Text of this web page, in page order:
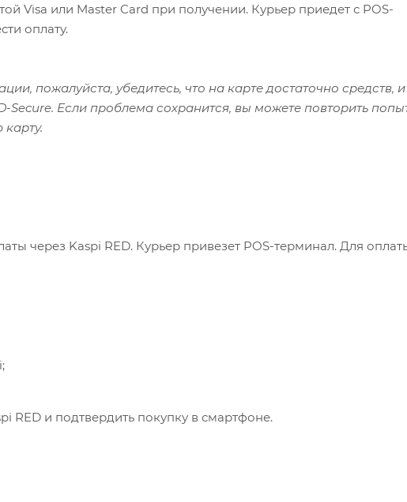
Visa или Master Card при получении. Курьер приедет с POS-
оплату.
пожалуйста, убедитесь, что на карте достаточно средств, и
Если проблема сохранится, вы можете повторить
через Kaspi RED. Курьер привезет POS-терминал. Для
RED и подтвердить покупку в смартфоне.